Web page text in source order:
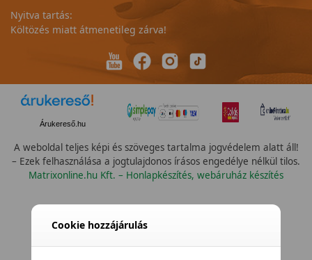
Nyitva tartás:
Költözés miatt átmenetileg zárva!
Árukereső.hu
A weboldal teljes képi és szöveges tartalma jogvédelem alatt áll!
– Ezek felhasználása a jogtulajdonos írásos engedélye nélkül tilos.
Matrixonline.hu Kft. – Honlapkészítés, webáruház készítés
Cookie hozzájárulás